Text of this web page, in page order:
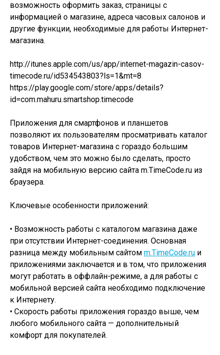
возможность оформить заказ, страницы с
информацией о магазине, адреса часовых салонов и
другие функции, необходимые для работы Интернет-
магазина.
http://itunes.apple.com/us/app/internet-magazin-casov-
timecode.ru/id534543803?ls=1&mt=8
https://play.google.com/store/apps/details?
id=com.mahuru.smartshop.timecode
Приложения для смартфонов и планшетов
позволяют их пользователям просматривать каталог
товаров Интернет-магазина с гораздо большим
удобством, чем это можно было сделать, просто
зайдя на мобильную версию сайта m.TimeCode.ru из
браузера.
Ключевые особенности приложений:
• Возможность работы с каталогом магазина даже
при отсутствии Интернет-соединения. Основная
разница между мобильным сайтом m.TimeCode.ru и
приложениями заключается и в том, что приложения
могут работать в оффлайн-режиме, а для работы с
мобильной версией сайта необходимо подключение
к Интернету.
• Скорость работы приложения гораздо выше, чем
любого мобильного сайта — дополнительный
комфорт для покупателей.